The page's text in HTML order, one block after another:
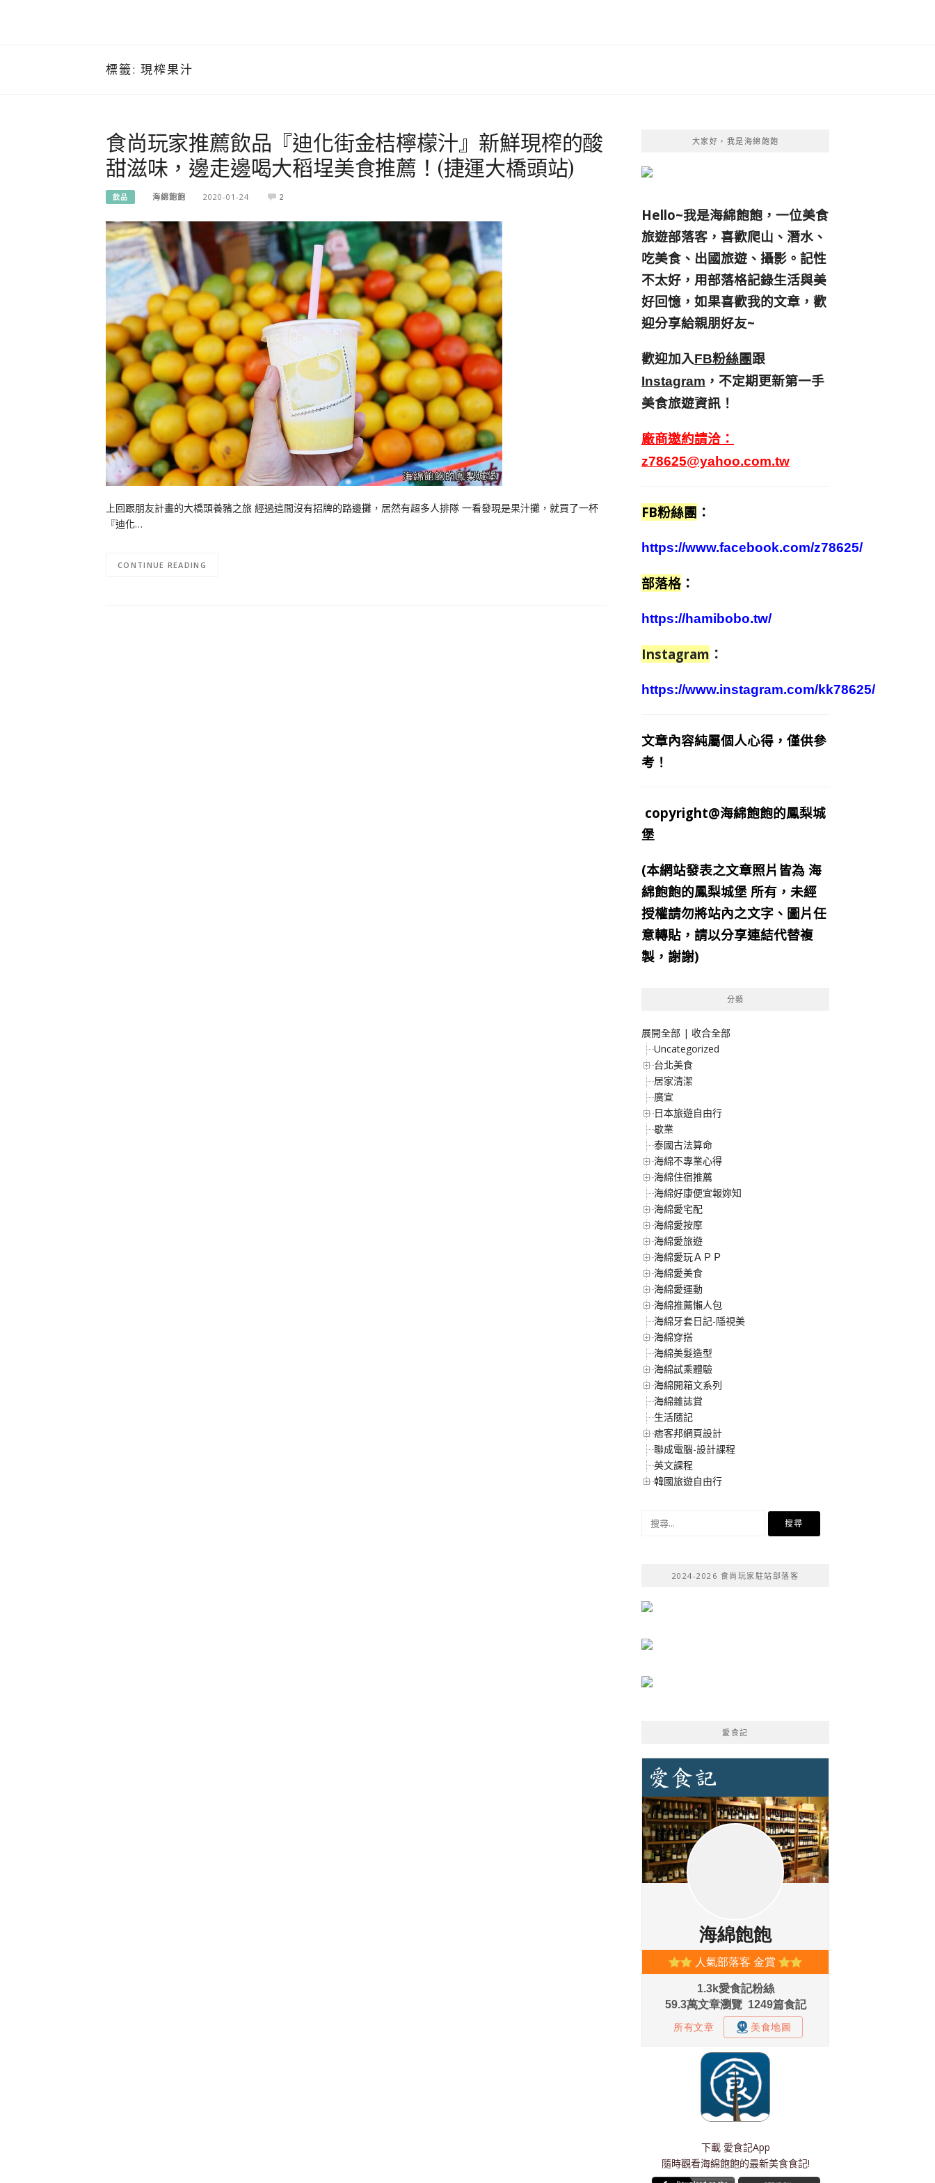
標籤: 現榨果汁
食尚玩家推薦飲品『迪化街金桔檸檬汁』新鮮現榨的酸
甜滋味，邊走邊喝大稻埕美食推薦！(捷運大橋頭站)
飲品 海綿飽飽 2020-01-24 2
上回跟朋友計畫的大橋頭養豬之旅 經過這間沒有招牌的路邊攤，居然有超多人排隊 一看發現是果汁攤，就買了一杯
『迪化…
CONTINUE READING
大家好，我是海綿飽飽
Hello~我是海綿飽飽，一位美食
旅遊部落客， 喜歡爬山、潛水、
吃美食、出國旅遊、攝影。 記性
不太好，用部落格記錄生活與美
好回憶， 如果喜歡我的文章，歡
迎分享給親朋好友~
歡迎加入FB粉絲團跟
Instagram ，不定期更新第一手
美食旅遊資訊！
廠商邀約請洽：
z78625@yahoo.com.tw
FB粉絲團 ：
https://www.facebook.com/z78625/
部落格 ：
https://hamibobo.tw/
Instagram ：
https://www.instagram.com/kk78625/
文章內容純屬個人心得，僅供參
考！
copyright@海綿飽飽的鳳梨城
堡
(本網站發表之文章照片皆為 海
綿飽飽的鳳梨城堡 所有，未經
授權請勿將站內之文字、圖片任
意轉貼，請以分享連結代替複
製，謝謝)
分類
展開全部 | 收合全部
Uncategorized
台北美食
居家清潔
廣宣
日本旅遊自由行
歇業
泰國古法算命
海綿不專業心得
海綿住宿推薦
海綿好康便宜報妳知
海綿愛宅配
海綿愛按摩
海綿愛旅遊
海綿愛玩ＡＰＰ
海綿愛美食
海綿愛運動
海綿推薦懶人包
海綿牙套日記-隱視美
海綿穿搭
海綿美髮造型
海綿試乘體驗
海綿開箱文系列
海綿雜誌賞
生活隨記
痞客邦網頁設計
聯成電腦-設計課程
英文課程
韓國旅遊自由行
2024-2026 食尚玩家駐站部落客
愛食記
下載 愛食記App
隨時觀看海綿飽飽的最新美食食記!